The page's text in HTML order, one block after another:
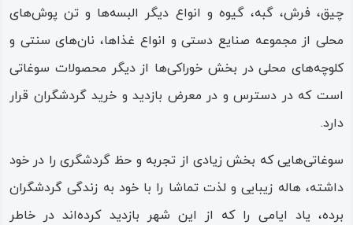
شهر، از سبک و دوخت و رنگ‌های مخصوص به فرهنگ خود
استفاده می‌کنند و قسمت‌های متنوع و اجزای مختلف لباس‌های
محلی در این منطقه، مدل‌ها و نام‌های متفاوتی با دیگر شهرها
دارد.
مواد اولیه بافت و دوخت لباس‌ها و دیگر پوشش‌ها از پشم
مرغوب گوسفندی و نخ اولیه برای تولید گلیم‌ها، فرش‌ها و دیگر
زیراندازها از پشم، مو و پوست انواع حیوانات گرفته می‌شود؛
تولید چنین محصولاتی افزون بر محلی بودن، به‌ صرفه بودن و
چیق‌، فرش، گبه، گیوه و انواع دیگر البسه‌ها و تن‌ پوش‌های
محلی از مجموعه صنایع دستی و انواع غذاها، نان‌های سنتی و
کلوچه‌های محلی در بخش خوراکی‌ها از دیگر محصولات سوغاتی
است که در دسترس و در معرض بازدید و خرید گردشگران قرار
دارد.
سوغاتی‌هایی که بخش زیادی از تجربه و حظ گردشگری را در خود
داشته، هاله زیبایی و لذت تماشا را با خود به زندگی گردشگران
برده، یاد ایامی را که از این شهر بازدید کرده‌اند در خاطر